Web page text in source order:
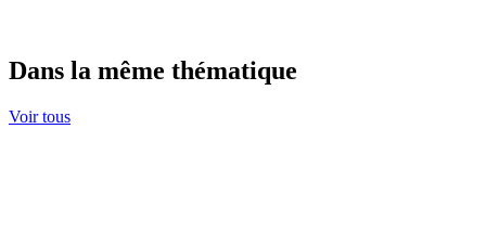
Dans la même thématique
Voir tous